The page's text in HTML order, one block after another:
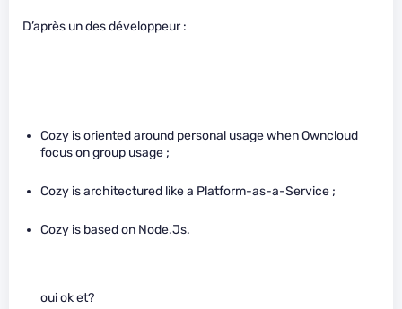
D’après un des développeur :
Cozy is oriented around personal usage when Owncloud
focus on group usage ;
Cozy is architectured like a Platform-as-a-Service ;
Cozy is based on Node.Js.
oui ok et?